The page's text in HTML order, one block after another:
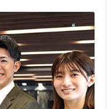
詳しく見る